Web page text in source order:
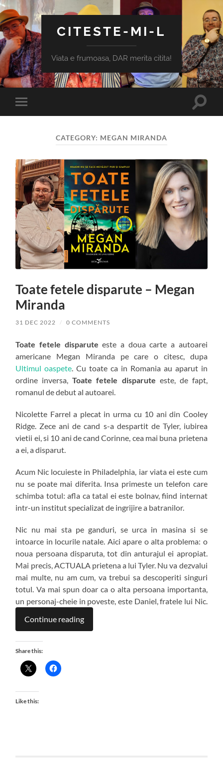
CITESTE-MI-L
Viata e frumoasa, DAR merita citita!
Toggle
mobile
Toggle
CATEGORY: MEGAN MIRANDA
Toate fetele disparute – Megan
Miranda
31 DEC 2022 / 0 COMMENTS
Toate fetele disparute este a doua carte a autoarei
americane Megan Miranda pe care o citesc, dupa
Ultimul oaspete. Cu toate ca in Romania au aparut in
ordine inversa,Toate fetele disparute este, de fapt,
romanul de debut al autoarei.
Nicolette Farrel a plecat in urma cu 10 ani din Cooley
Ridge. Zece ani de cand s-a despartit de Tyler, iubirea
vietii ei, si 10 ani de cand Corinne, cea mai buna prietena
a ei, a disparut.
Acum Nic locuieste in Philadelphia, iar viata ei este cum
nu se poate mai diferita. Insa primeste un telefon care
schimba totul: afla ca tatal ei este bolnav, fiind internat
intr-un institut specializat de ingrijire a batranilor.
Nic nu mai sta pe ganduri, se urca in masina si se
intoarce in locurile natale. Aici apare o alta problema: o
noua persoana disparuta, tot din anturajul ei apropiat.
Mai precis, ACTUALA prietena a lui Tyler. Nu va dezvalui
mai multe, nu am cum, va trebui sa descoperiti singuri
totul. Va mai spun doar ca o alta persoana importanta,
un personaj-cheie in poveste, este Daniel, fratele lui Nic.
Continue reading
Share this:
Like this: